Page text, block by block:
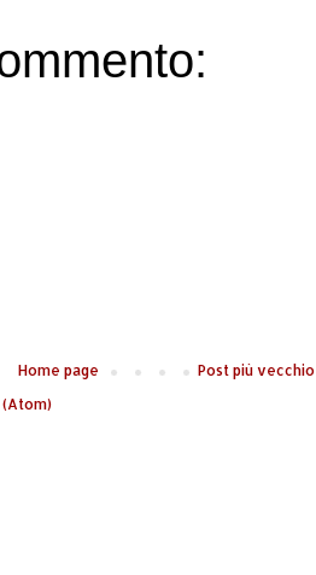
Post più vecchio
Home page
(Atom)